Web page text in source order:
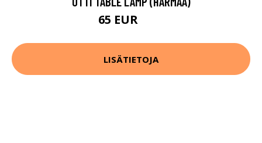
65 EUR
LISÄTIETOJA